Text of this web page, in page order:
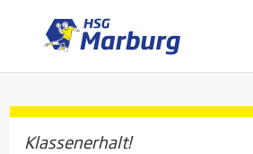
Klassenerhalt!